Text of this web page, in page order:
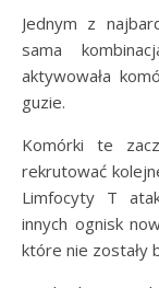
Jednym z
sama
aktywowała
guzie.
Komórki te
rekrutować
Limfocyty T
innych ognisk
które nie zostały